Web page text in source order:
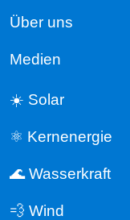
Über uns
Medien
☀️ Solar
⚛️ Kernenergie
🌊 Wasserkraft
💨 Wind